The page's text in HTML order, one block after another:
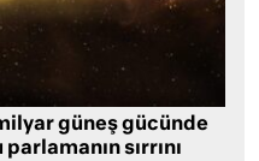
güneş gücünde
sırrını